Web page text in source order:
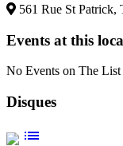
561 Rue St Patrick,
Events at this
No Events on The
Disques
list